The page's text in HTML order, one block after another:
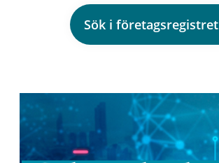
Sök i företagsregistret